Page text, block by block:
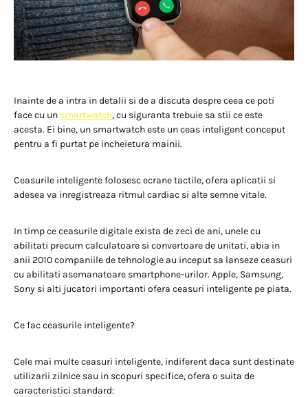
Inainte de a intra in detalii si de a discuta despre ceea ce poti
face cu un smartwatch, cu siguranta trebuie sa stii ce este
acesta. Ei bine, un smartwatch este un ceas inteligent conceput
pentru a fi purtat pe incheietura mainii.
Ceasurile inteligente folosesc ecrane tactile, ofera aplicatii si
adesea va inregistreaza ritmul cardiac si alte semne vitale.
In timp ce ceasurile digitale exista de zeci de ani, unele cu
abilitati precum calculatoare si convertoare de unitati, abia in
anii 2010 companiile de tehnologie au inceput sa lanseze ceasuri
cu abilitati asemanatoare smartphone-urilor. Apple, Samsung,
Sony si alti jucatori importanti ofera ceasuri inteligente pe piata.
Ce fac ceasurile inteligente?
Cele mai multe ceasuri inteligente, indiferent daca sunt destinate
utilizarii zilnice sau in scopuri specifice, ofera o suita de
caracteristici standard: